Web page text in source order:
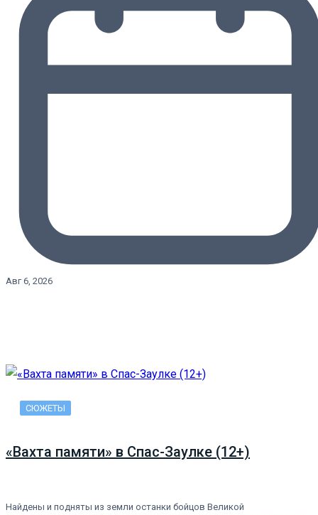
Авг 6, 2026
СЮЖЕТЫ
«Вахта памяти» в Спас-Заулке (12+)
Найдены и подняты из земли останки бойцов Великой